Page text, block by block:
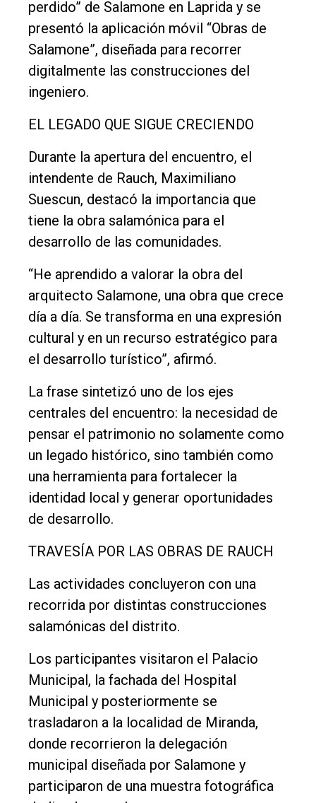
perdido” de Salamone en Laprida y se
presentó la aplicación móvil “Obras de
Salamone”, diseñada para recorrer
digitalmente las construcciones del
ingeniero.
EL LEGADO QUE SIGUE CRECIENDO
Durante la apertura del encuentro, el
intendente de Rauch, Maximiliano
Suescun, destacó la importancia que
tiene la obra salamónica para el
desarrollo de las comunidades.
“He aprendido a valorar la obra del
arquitecto Salamone, una obra que crece
día a día. Se transforma en una expresión
cultural y en un recurso estratégico para
el desarrollo turístico”, afirmó.
La frase sintetizó uno de los ejes
centrales del encuentro: la necesidad de
pensar el patrimonio no solamente como
un legado histórico, sino también como
una herramienta para fortalecer la
identidad local y generar oportunidades
de desarrollo.
TRAVESÍA POR LAS OBRAS DE RAUCH
Las actividades concluyeron con una
recorrida por distintas construcciones
salamónicas del distrito.
Los participantes visitaron el Palacio
Municipal, la fachada del Hospital
Municipal y posteriormente se
trasladaron a la localidad de Miranda,
donde recorrieron la delegación
municipal diseñada por Salamone y
participaron de una muestra fotográfica